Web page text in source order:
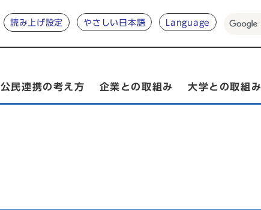
読み上げ設定 やさしい日本語 Language
公民連携の考え方 企業との取組み 大学との取組み